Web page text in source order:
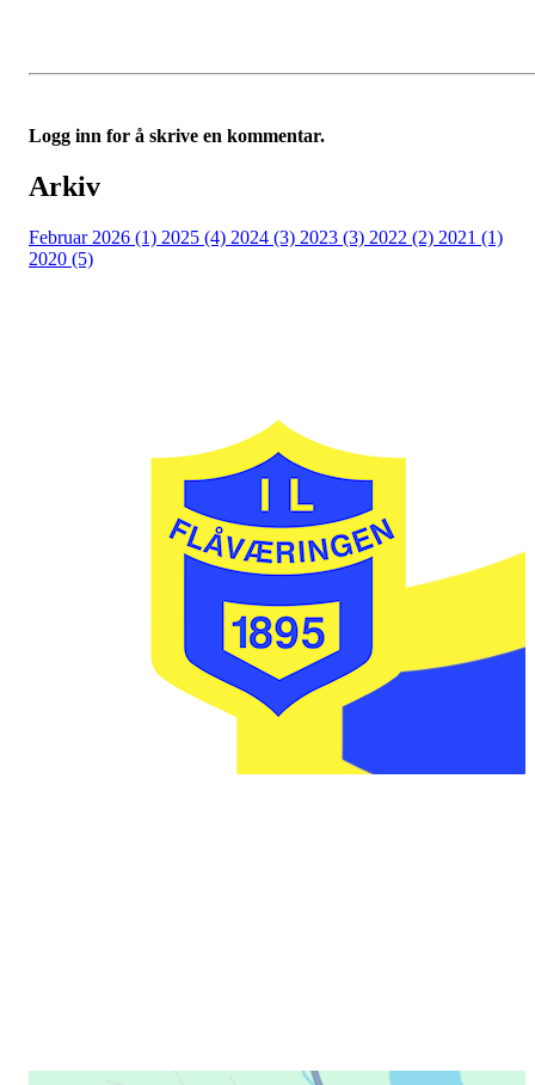
Logg inn for å skrive en kommentar.
Arkiv
Februar 2026 (1) 2025 (4) 2024 (3) 2023 (3) 2022 (2) 2021 (1)
2020 (5)